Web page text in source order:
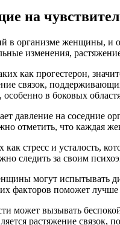
на
в организме женщины, и
изменения,
как прогестерон,
связок,
в боковых
давление на соседние
отметить, что каждая
как стресс и усталость,
следить за своим
могут испытывать
факторов поможет
может вызывать
растяжение